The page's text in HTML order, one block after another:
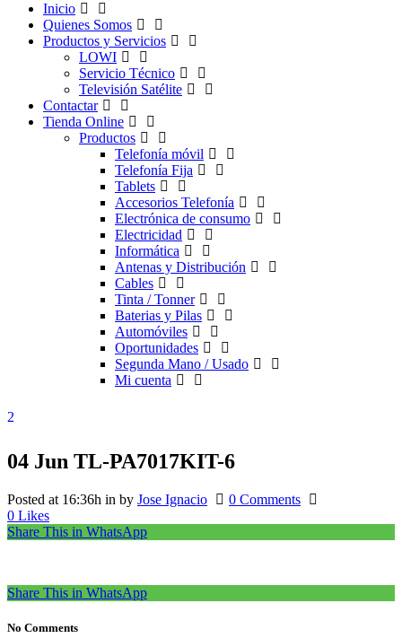
Inicio
Quienes Somos
Productos y Servicios
LOWI
Servicio Técnico
Televisión Satélite
Contactar
Tienda Online
Productos
Telefonía móvil
Telefonía Fija
Tablets
Accesorios Telefonía
Electrónica de consumo
Electricidad
Informática
Antenas y Distribución
Cables
Tinta / Tonner
Baterias y Pilas
Automóviles
Oportunidades
Segunda Mano / Usado
Mi cuenta
04 Jun TL-PA7017KIT-6
Posted at 16:36h in by Jose Ignacio
0 Comments
0 Likes
Share This in WhatsApp
Share This in WhatsApp
No Comments